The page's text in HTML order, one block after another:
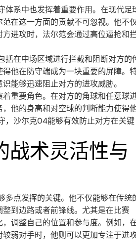
体系中也发挥着重要作用。在现代足
在这一方面的贡献不可忽视。他不
进攻时，法尔范会通过高位逼抢和
在中场区域进行拦截和阻断对方的
他在防守端成为一块重要的屏障。
能够迅速阻止对方的进攻威胁。
重要角色。在对方的角球和任意球
他的身高和对空球的判断能力使得
，沙尔克04能够有效防止对方在关键
战术灵活性与
点发挥的关键。他不仅能够在传统
到边路或者前锋线。尤其是在比赛
调整自己的位置和参与度。例如，
弱对手时，他则可以更加专注于进